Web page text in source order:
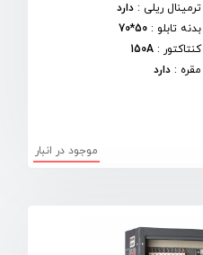
ترمینال ریلی : دارد
بدنه تابلو :
50*70
کنتاکتور :
150A
مقره : دارد
موجود در انبار